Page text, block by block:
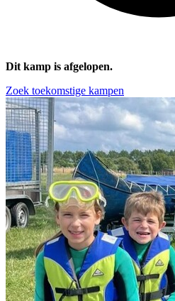
Dit kamp is afgelopen.
Zoek toekomstige kampen